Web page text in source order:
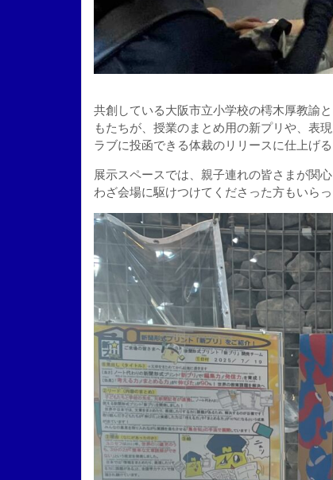
共創している大阪市立小学校の樗木厚教諭
もたちが、授業のまとめ用の新プリや、表
ラブに投函できる体裁のリリースに仕上げ
展示スペースでは、親子連れの皆さまが関
わざ会場に駆けつけてくださった方もいら